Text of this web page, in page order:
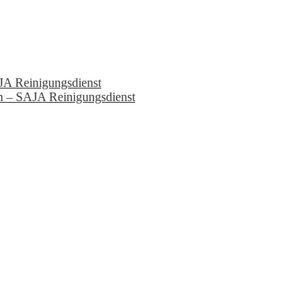
Reinigungsdienst
– SAJA Reinigungsdienst